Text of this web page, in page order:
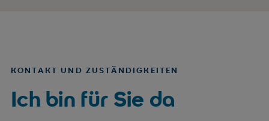
KONTAKT UND ZUSTÄNDIGKEITEN
Ich bin für Sie da